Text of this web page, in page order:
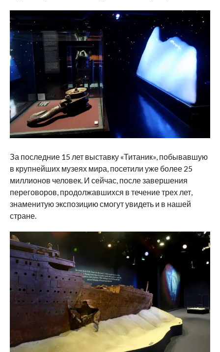
За последние 15 лет выставку «Титаник», побывавшую
в крупнейших музеях мира, посетили уже более 25
миллионов человек. И сейчас, после завершения
переговоров, продолжавшихся в течение трех лет,
знаменитую экспозицию смогут увидеть и в нашей
стране.